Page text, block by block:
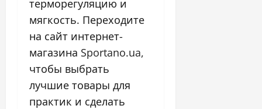
терморегуляцию и
мягкость. Переходите
на сайт интернет-
магазина Sportano.ua,
чтобы выбрать
лучшие товары для
практик и сделать